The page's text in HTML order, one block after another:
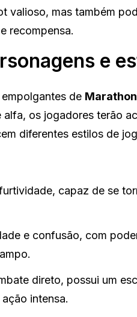
valioso, mas também
recompensa.
e
de Marathon
os jogadores terão
diferentes estilos de
capaz de se
e confusão, com
direto, possui um
intensa.